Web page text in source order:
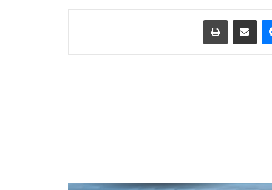
ماسنجر مشاركة عبر البريد طباعة
تقارير عن جهود دبلوماسية للتوصل إلى
اتفاق مؤقت بشأن مضيق هرمز